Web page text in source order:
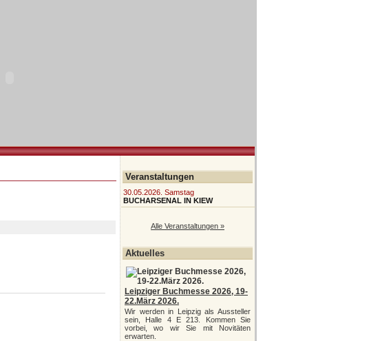
Veranstaltungen
30.05.2026. Samstag
BUCHARSENAL IN KIEW
Alle Veranstaltungen »
Aktuelles
Leipziger Buchmesse 2026, 19-
22.März 2026.
Wir werden in Leipzig als Aussteller
sein, Halle 4 E 213. Kommen Sie
vorbei, wo wir Sie mit Novitäten
erwarten.